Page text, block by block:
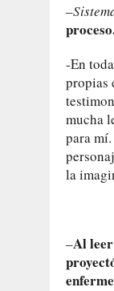
–
-En
propias
mucha
para
la
–Al leer